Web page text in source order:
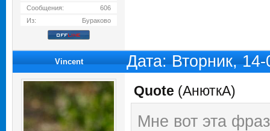
Сообщения:
606
Из:
Бураково
Vincent Дата: Вторник,
Quote (АнюткA)
Мне вот эта